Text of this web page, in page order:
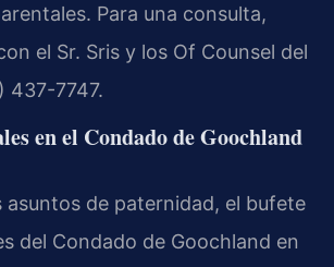
Para una consulta,
el Sr. Sris y los Of Counsel del
437-7747.
en el Condado de Goochland
asuntos de paternidad, el bufete
del Condado de Goochland en